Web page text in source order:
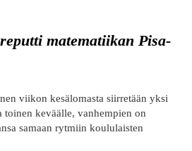
matematiikan Pisa-
viikon kesälomasta siirretään yksi
keväälle, vanhempien on
samaan rytmiin koululaisten